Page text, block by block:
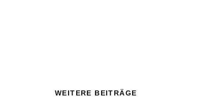
WEITERE BEITRÄGE